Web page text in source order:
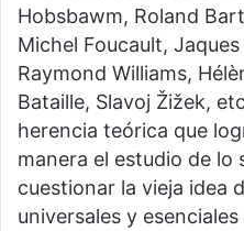
Hobsbawm, Roland
Michel Foucault,
Raymond Williams,
Bataille, Slavoj Žižek,
herencia teórica que
manera el estudio de lo
cuestionar la vieja idea
universales y